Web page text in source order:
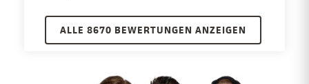
ALLE 8670 BEWERTUNGEN ANZEIGEN